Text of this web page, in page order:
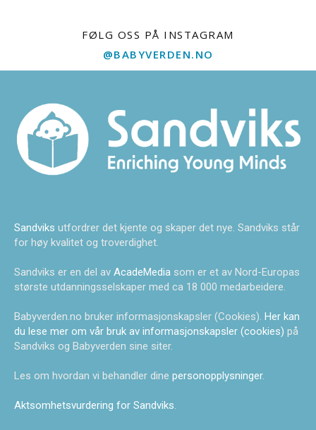
FØLG OSS PÅ INSTAGRAM
@BABYVERDEN.NO
Sandviks utfordrer det kjente og skaper det nye. Sandviks står
for høy kvalitet og troverdighet.
Sandviks er en del av AcadeMedia som er et av Nord-Europas
største utdanningsselskaper med ca 18 000 medarbeidere.
Babyverden.no bruker informasjonskapsler (Cookies). Her kan
du lese mer om vår bruk av informasjonskapsler (cookies) på
Sandviks og Babyverden sine siter.
Les om hvordan vi behandler dine personopplysninger.
Aktsomhetsvurdering for Sandviks.